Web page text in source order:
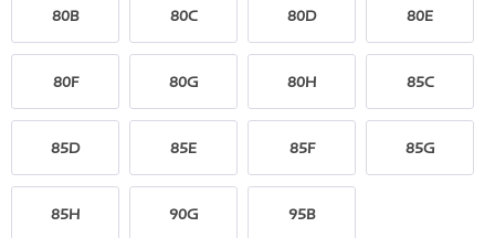
80B 80C 80D 80E
80F 80G 80H 85C
85D 85E 85F 85G
85H 90G 95B